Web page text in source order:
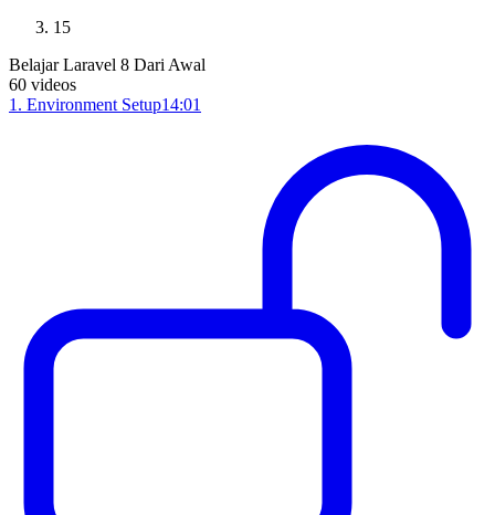
15
Belajar Laravel 8 Dari Awal
60 videos
1 . Environment Setup14:01